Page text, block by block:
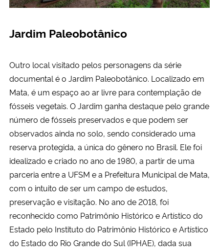
Jardim Paleobotânico
Outro local visitado pelos personagens da série
documental é o Jardim Paleobotânico. Localizado em
Mata, é um espaço ao ar livre para contemplação de
fósseis vegetais. O Jardim ganha destaque pelo grande
número de fósseis preservados e que podem ser
observados ainda no solo, sendo considerado uma
reserva protegida, a única do gênero no Brasil. Ele foi
idealizado e criado no ano de 1980, a partir de uma
parceria entre a UFSM e a Prefeitura Municipal de Mata,
com o intuito de ser um campo de estudos,
preservação e visitação. No ano de 2018, foi
reconhecido como Patrimônio Histórico e Artístico do
Estado pelo Instituto do Patrimônio Histórico e Artístico
do Estado do Rio Grande do Sul (IPHAE), dada sua